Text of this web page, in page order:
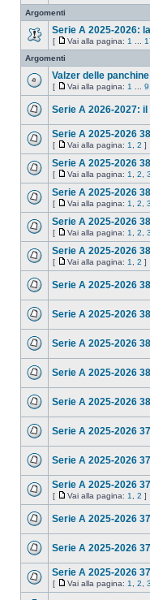
Argomenti
Serie A 2025-2026:
[ Vai alla pagina: 1
Argomenti
Valzer delle
[ Vai alla pagina: 1 9
Serie A 2026-2027:
Serie A 2025-2026
[ Vai alla pagina: 1 2 ]
Serie A 2025-2026
[ Vai alla pagina: 1 2 3
Serie A 2025-2026
[ Vai alla pagina: 1 2 3
Serie A 2025-2026
[ Vai alla pagina: 1 2 3
Serie A 2025-2026
[ Vai alla pagina: 1 2 ]
Serie A 2025-2026
Serie A 2025-2026
Serie A 2025-2026
Serie A 2025-2026
Serie A 2025-2026
Serie A 2025-2026
Serie A 2025-2026
Serie A 2025-2026
[ Vai alla pagina: 1 2 ]
Serie A 2025-2026
Serie A 2025-2026
Serie A 2025-2026
[ Vai alla pagina: 1 2 3